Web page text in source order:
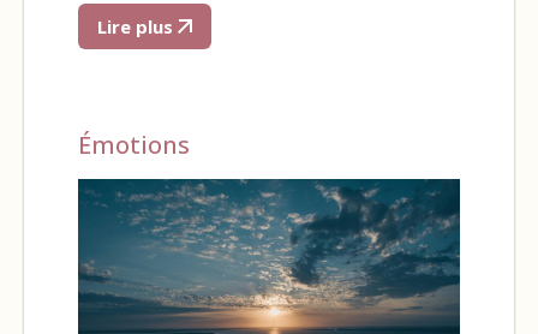
Lire plus
Émotions